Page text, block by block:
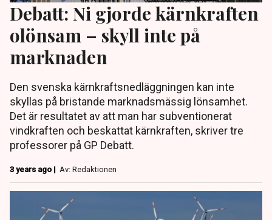
Debatt: Ni gjorde kärnkraften
olönsam – skyll inte på
marknaden
Den svenska kärnkraftsnedläggningen kan inte
skyllas på bristande marknadsmässig lönsamhet.
Det är resultatet av att man har subventionerat
vindkraften och beskattat kärnkraften, skriver tre
professorer på GP Debatt.
3 years ago | Av: Redaktionen